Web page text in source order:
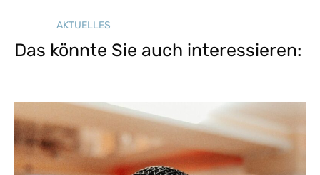
AKTUELLES
Das könnte Sie auch interessieren: